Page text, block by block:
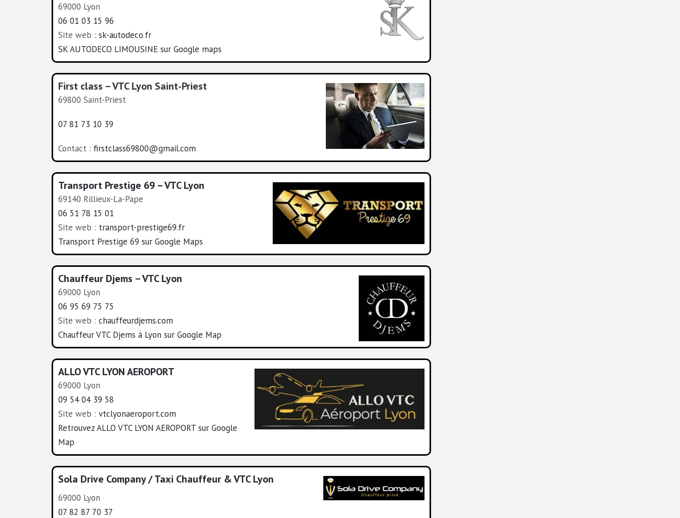
69000 Lyon
06 01 03 15 96
Site web : sk-autodeco.fr
SK AUTODECO LIMOUSINE sur Google maps
First class – VTC Lyon Saint-Priest
69800 Saint-Priest
07 81 73 10 39
Contact : firstclass69800@gmail.com
Transport Prestige 69 – VTC Lyon
69140 Rillieux-La-Pape
06 51 78 15 01
Site web : transport-prestige69.fr
Transport Prestige 69 sur Google Maps
Chauffeur Djems – VTC Lyon
69000 Lyon
06 95 69 75 75
Site web : chauffeurdjems.com
Chauffeur VTC Djems à Lyon sur Google Map
ALLO VTC LYON AEROPORT
69000 Lyon
09 54 04 39 58
Site web : vtclyonaeroport.com
Retrouvez ALLO VTC LYON AEROPORT sur Google
Map
Sola Drive Company / Taxi Chauffeur & VTC Lyon
69000 Lyon
07 82 87 70 37